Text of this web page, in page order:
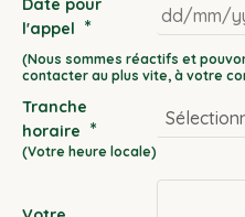
Date pour
l'appel *
DD
slash
MM
slash
Tranche
horaire *